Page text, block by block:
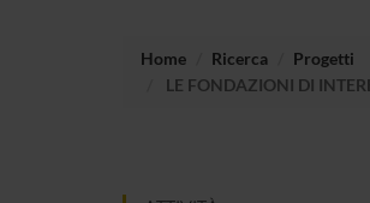
Home Ricerca
Progetti
LE FONDAZIONI DI